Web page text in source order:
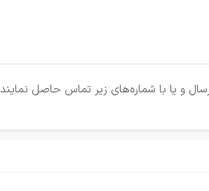
و یا با شماره‌های زیر تماس حاصل